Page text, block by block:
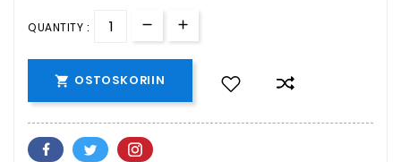
QUANTITY :
 OSTOSKORIIN